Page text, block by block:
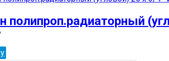
полипроп.радиаторный